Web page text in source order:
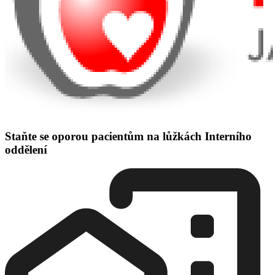
Staňte se oporou pacientům na lůžkách Interního
oddělení